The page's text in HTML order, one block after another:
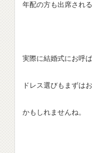
年配の方も出席され
実際に結婚式にお呼
ドレス選びもまずは
かもしれませんね。